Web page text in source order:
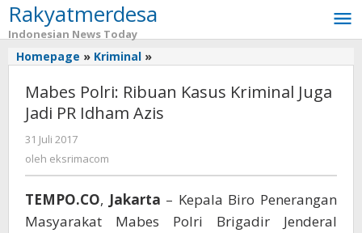
Lewati
ke
konten
Rakyatmerdesa
Indonesian News Today
Homepage » Kriminal »
Ribuan
Kasus
Kriminal
PR
Idham
Azis
Mabes Polri: Ribuan Kasus Kriminal Juga
Jadi PR Idham Azis
31 Juli 2017
eksrimacom
oleh eksrimacom
TEMPO.CO, Jakarta – Kepala Biro Penerangan
Masyarakat Mabes Polri Brigadir Jenderal